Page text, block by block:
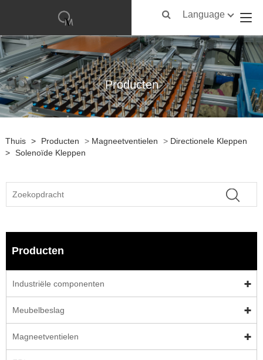
Language
Producten
Thuis > Producten > Magneetventielen > Directionele Kleppen
> Solenoïde Kleppen
Producten
Industriële componenten
Meubelbeslag
Magneetventielen